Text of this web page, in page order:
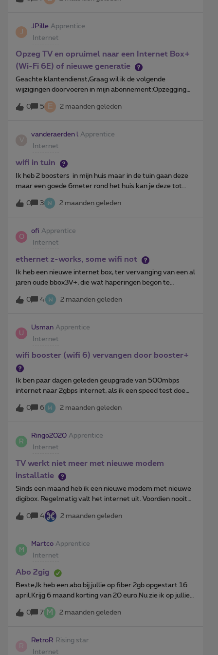
2,5?Of weet waar ik eentje kan kopen?
J
JPille Apprentice
Internet
Opzeg TV en opruimel naar een Internet Box+
(Wi-Fi 6E) of nieuwe generatie
Geachte klantendienst,Graag wil ik de volgende
wijzigingen doorvoeren in mijn abonnement:Opzegging
TV-abonnement Ik verzoek u vriendelijk om mijn huidige
TV-abonnement op te zeggen per de eerstvolgende
nieuwste generatie Daarnaast wil ik mijn huidige
internetbox laten vervangen door een Internet Box+
deze aanvraag in behandeling nemen en mij een
follow-up?Bij voorbaat dank voor uw medewerking.Met
vriendelijke groet,JPille
0 5 E 2 maanden geleden
V
vanderaerden l Apprentice
Internet
wifi in tuin
Ik heb 2 boosters in mijn huis maar in de tuin gaan deze
maar een goede 6meter rond het huis kan je deze tot
0
3 2 maanden geleden
O
ofi Apprentice
Internet
ethernet z-works, some wifi not
Ik heb een nieuwe internet box, ter vervanging van een al
jaren oude bbox3V+, die wat haperingen begon te
wat de vaste ethernet verbindingen betreft (PC,s, TV),
PC), maar andere dan weer niet (GSMs, HUE bridge, ...);
Hoe kan dit ???Steeds zegt die dan wel connectie te
0 4 2 maanden geleden
U
Usman Apprentice
Internet
wifi booster (wifi 6) vervangen door booster+
Ik ben paar dagen geleden geupgrade van 500mbps
internet naar 2gbps internet, als ik een speed test doe
en upload maar op mijn pc, die gebonden is via ethernet
600mbps. Ik denk dit ligt aan de booster wifi6, want max
snelheid van dat is 1gbps, terwijl dat booster+ een
booster+ krijgen en mijn oude gewone booster wifi 6
terug sturen?
0 6 2 maanden geleden
R
Ringo2020 Apprentice
Internet
TV werkt niet meer met nieuwe modem
installatie
Sinds een maand heb ik een nieuwe modem met nieuwe
digibox. Regelmatig valt het internet uit. Voordien nooit
problemen gehad met de installatie. Sinds dit weekend
onderbreking op de smart tv met rechtstreeks
draadloos. Vandaag niet meer te starten ondanks
herstart van modem. Enig idee wat hier de oorzaak kan
0 4 2 maanden geleden
M
Martco Apprentice
Internet
Abo 2gig
Beste,Ik heb een abo bij jullie op fiber 2gb opgestart 16
april.Krijg 6 maand korting van 20 euro.Nu zie ik op jullie
site dat er een nieuwe actie is dat 20 euro korting geeft
voor 12 maand.Kan ik van deze actie genieten ipv van die
0 7 M 2 maanden geleden
R
RetroR Rising star
Internet